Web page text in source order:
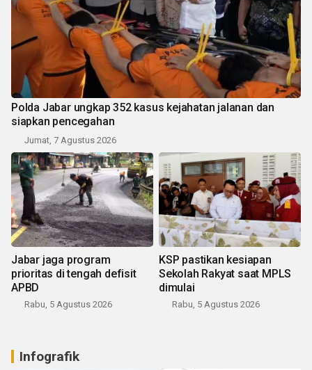
Polda Jabar ungkap 352 kasus kejahatan jalanan dan
siapkan pencegahan
Jumat, 7 Agustus 2026
Jabar jaga program
prioritas di tengah defisit
APBD
Rabu, 5 Agustus 2026
KSP pastikan kesiapan
Sekolah Rakyat saat MPLS
dimulai
Rabu, 5 Agustus 2026
Infografik